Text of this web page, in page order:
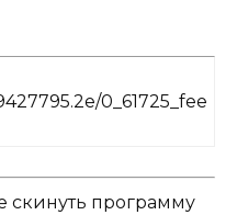
0_61725_fee
скинуть программу